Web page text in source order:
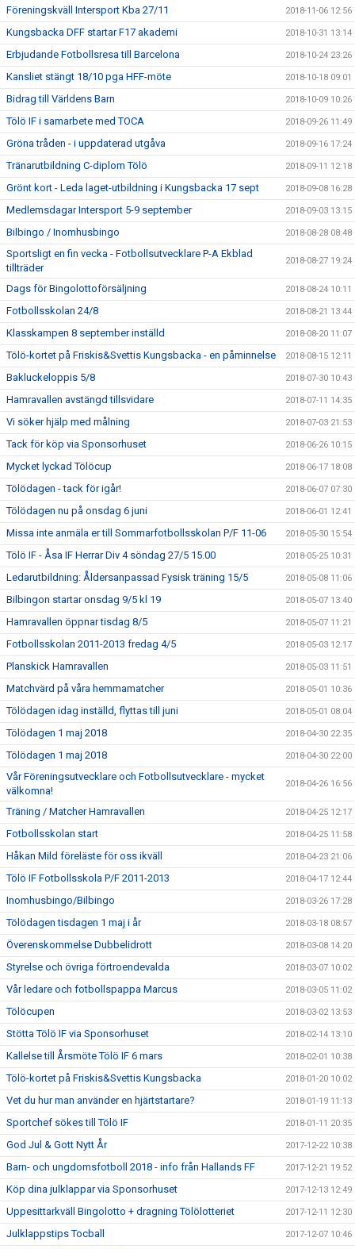
Föreningskväll Intersport Kba 27/11 2018-11-06 12:56
Kungsbacka DFF startar F17 akademi 2018-10-31 13:14
Erbjudande Fotbollsresa till Barcelona 2018-10-24 23:26
Kansliet stängt 18/10 pga HFF-möte 2018-10-18 09:01
Bidrag till Världens Barn 2018-10-09 10:26
Tölö IF i samarbete med TOCA 2018-09-26 11:49
Gröna tråden - i uppdaterad utgåva 2018-09-16 17:24
Tränarutbildning C-diplom Tölö 2018-09-11 12:18
Grönt kort - Leda laget-utbildning i Kungsbacka 17 sept 2018-09-08 16:28
Medlemsdagar Intersport 5-9 september 2018-09-03 13:15
Bilbingo / Inomhusbingo 2018-08-28 08:48
Sportsligt en fin vecka - Fotbollsutvecklare P-A Ekblad
tillträder
2018-08-27 19:24
Dags för Bingolottoförsäljning 2018-08-24 10:11
Fotbollsskolan 24/8 2018-08-21 13:44
Klasskampen 8 september inställd 2018-08-20 11:07
Tölö-kortet på Friskis&Svettis Kungsbacka - en påminnelse 2018-08-15 12:11
Bakluckeloppis 5/8 2018-07-30 10:43
Hamravallen avstängd tillsvidare 2018-07-11 14:35
Vi söker hjälp med målning 2018-07-03 21:53
Tack för köp via Sponsorhuset 2018-06-26 10:15
Mycket lyckad Tölöcup 2018-06-17 18:08
Tölödagen - tack för igår! 2018-06-07 07:30
Tölödagen nu på onsdag 6 juni 2018-06-01 12:41
Missa inte anmäla er till Sommarfotbollsskolan P/F 11-06 2018-05-30 15:54
Tölö IF - Åsa IF Herrar Div 4 söndag 27/5 15.00 2018-05-25 10:31
Ledarutbildning: Åldersanpassad Fysisk träning 15/5 2018-05-08 11:06
Bilbingon startar onsdag 9/5 kl 19 2018-05-07 13:40
Hamravallen öppnar tisdag 8/5 2018-05-07 11:21
Fotbollsskolan 2011-2013 fredag 4/5 2018-05-03 12:17
Planskick Hamravallen 2018-05-03 11:51
Matchvärd på våra hemmamatcher 2018-05-01 10:36
Tölödagen idag inställd, flyttas till juni 2018-05-01 08:04
Tölödagen 1 maj 2018 2018-04-30 22:35
Tölödagen 1 maj 2018 2018-04-30 22:00
Vår Föreningsutvecklare och Fotbollsutvecklare - mycket
välkomna!
2018-04-26 16:56
Träning / Matcher Hamravallen 2018-04-25 12:17
Fotbollsskolan start 2018-04-25 11:58
Håkan Mild föreläste för oss ikväll 2018-04-23 21:06
Tölö IF Fotbollsskola P/F 2011-2013 2018-04-17 12:44
Inomhusbingo/Bilbingo 2018-03-26 17:28
Tölödagen tisdagen 1 maj i år 2018-03-18 08:57
Överenskommelse Dubbelidrott 2018-03-08 14:20
Styrelse och övriga förtroendevalda 2018-03-07 10:02
Vår ledare och fotbollspappa Marcus 2018-03-05 11:02
Tölöcupen 2018-03-02 13:53
Stötta Tölö IF via Sponsorhuset 2018-02-14 13:10
Kallelse till Årsmöte Tölö IF 6 mars 2018-02-01 10:38
Tölö-kortet på Friskis&Svettis Kungsbacka 2018-01-20 10:02
Vet du hur man använder en hjärtstartare? 2018-01-19 11:13
Sportchef sökes till Tölö IF 2018-01-11 20:35
God Jul & Gott Nytt År 2017-12-22 10:38
Barn- och ungdomsfotboll 2018 - info från Hallands FF 2017-12-21 19:52
Köp dina julklappar via Sponsorhuset 2017-12-13 12:49
Uppesittarkväll Bingolotto + dragning Tölölotteriet 2017-12-11 12:30
Julklappstips Tocball 2017-12-07 10:46